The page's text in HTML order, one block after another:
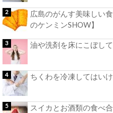
広島のがんす美味しい
のケンミンSHOW】
油や洗剤を床にこぼし
ちくわを冷凍してはい
スイカとお酒類の食べ